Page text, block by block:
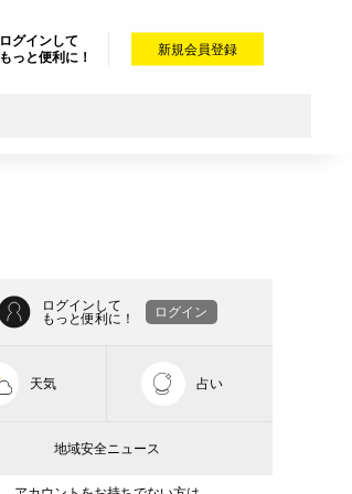
ログインして
もっと便利に！
新規会員登録
ログインして
もっと便利に！
ログイン
天気 占い
地域安全ニュース